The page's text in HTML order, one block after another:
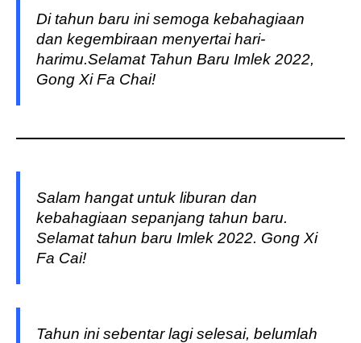
Di tahun baru ini semoga kebahagiaan
dan kegembiraan menyertai hari-
harimu.Selamat Tahun Baru Imlek 2022,
Gong Xi Fa Chai!
Salam hangat untuk liburan dan
kebahagiaan sepanjang tahun baru.
Selamat tahun baru Imlek 2022. Gong Xi
Fa Cai!
Tahun ini sebentar lagi selesai, belumlah